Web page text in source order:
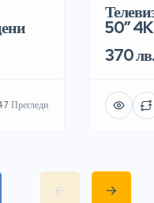
Прегледи
50″ 4K
370 лв.